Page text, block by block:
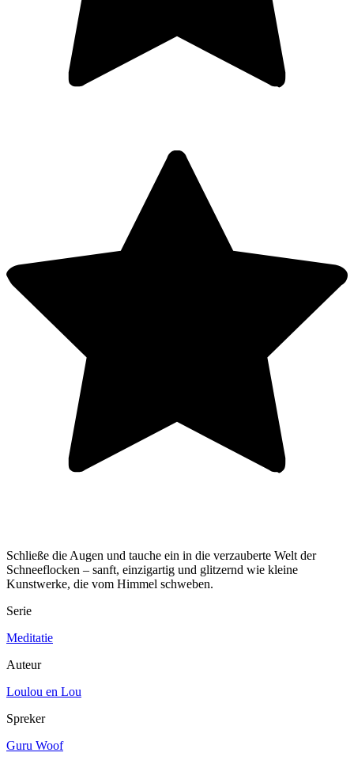
Schließe die Augen und tauche ein in die verzauberte Welt der
Schneeflocken – sanft, einzigartig und glitzernd wie kleine
Kunstwerke, die vom Himmel schweben.
Serie
Meditatie
Auteur
Loulou en Lou
Spreker
Guru Woof